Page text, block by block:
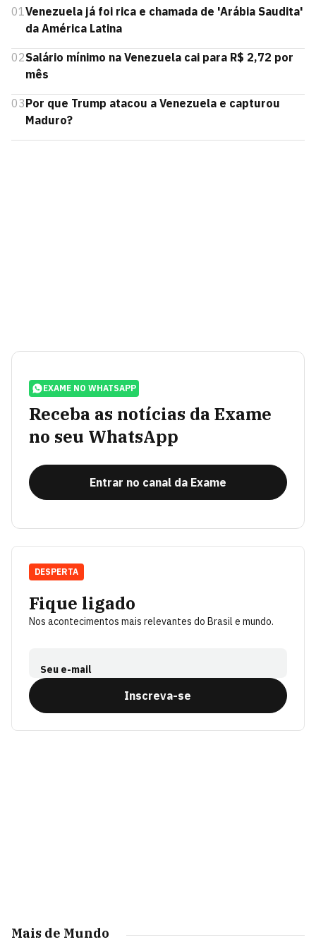
01Venezuela já foi rica e chamada de 'Arábia Saudita'
da América Latina
02Salário mínimo na Venezuela cai para R$ 2,72 por
mês
03Por que Trump atacou a Venezuela e capturou
Maduro?
EXAME NO WHATSAPP
Receba as notícias da Exame
no seu WhatsApp
Entrar no canal da Exame
Fique ligado
Nos acontecimentos mais relevantes do Brasil e mundo.
Seu e-mail
Inscreva-se
DESPERTA
Mais de Mundo